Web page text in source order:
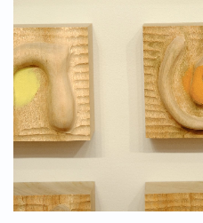
百貨店
美術館・博物館
オルタナティブスペース
アートフェア
オークション